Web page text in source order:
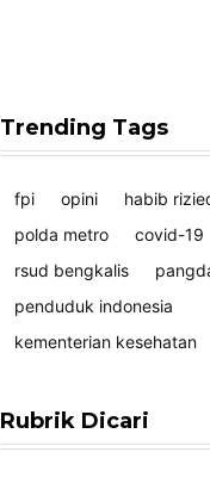
Trending Tags
fpi opini
habib
polda metro
covid-19
rsud bengkalis
penduduk indonesia
kementerian kesehatan
Rubrik Dicari